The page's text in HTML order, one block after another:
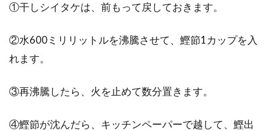
①干しシイタケは、前もって戻しておきます。
②水600ミリリットルを沸騰させて、鰹節1カップを入
れます。
③再沸騰したら、火を止めて数分置きます。
④鰹節が沈んだら、キッチンペーパーで越して、鰹出